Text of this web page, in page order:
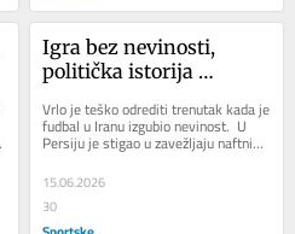
Igra bez nevinosti,
politička istorija
Vrlo je teško odrediti trenutak kada je
fudbal u Iranu izgubio nevinost.  U
Persiju je stigao u zavežljaju naftnih
hodočasnika na poljima Abadana...
15.06.2026
30